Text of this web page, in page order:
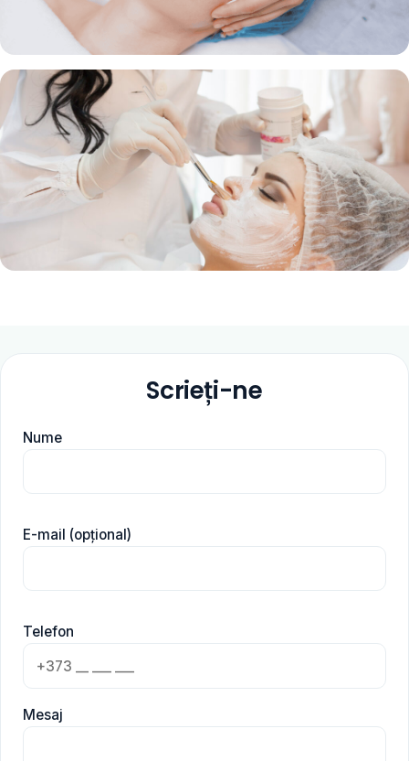
Scrieți-ne
Nume
E-mail (opțional)
Telefon
Mesaj